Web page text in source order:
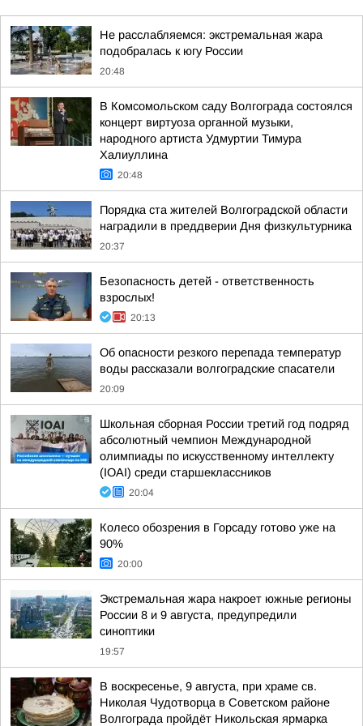
Не расслабляемся: экстремальная жара
подобралась к югу России
20:48
В Комсомольском саду Волгограда состоялся
концерт виртуоза органной музыки,
народного артиста Удмуртии Тимура
Халиуллина
20:48
Порядка ста жителей Волгоградской области
наградили в преддверии Дня физкультурника
20:37
Безопасность детей - ответственность
взрослых!
20:13
Об опасности резкого перепада температур
воды рассказали волгоградские спасатели
20:09
Школьная сборная России третий год подряд
абсолютный чемпион Международной
олимпиады по искусственному интеллекту
(IOAI) среди старшеклассников
20:04
Колесо обозрения в Горсаду готово уже на
90%
20:00
Экстремальная жара накроет южные регионы
России 8 и 9 августа, предупредили
синоптики
19:57
В воскресенье, 9 августа, при храме св.
Николая Чудотворца в Советском районе
Волгограда пройдёт Никольская ярмарка